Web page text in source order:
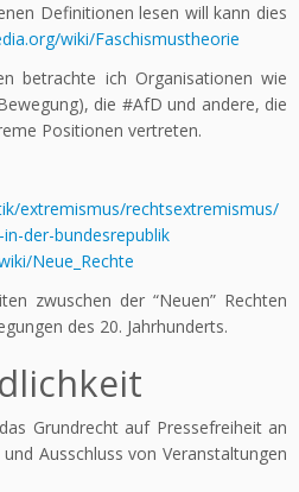
Definitionen lesen will kann dies
wiki/Faschismustheorie
betrachte ich Organisationen wie
die #AfD und andere, die
Positionen vertreten.
extremismus/rechtsextremismus/
der-bundesrepublik
Neue_Rechte
zwuschen der “Neuen” Rechten
des 20. Jahrhunderts.
Grundrecht auf Pressefreiheit an
Ausschluss von Veranstaltungen